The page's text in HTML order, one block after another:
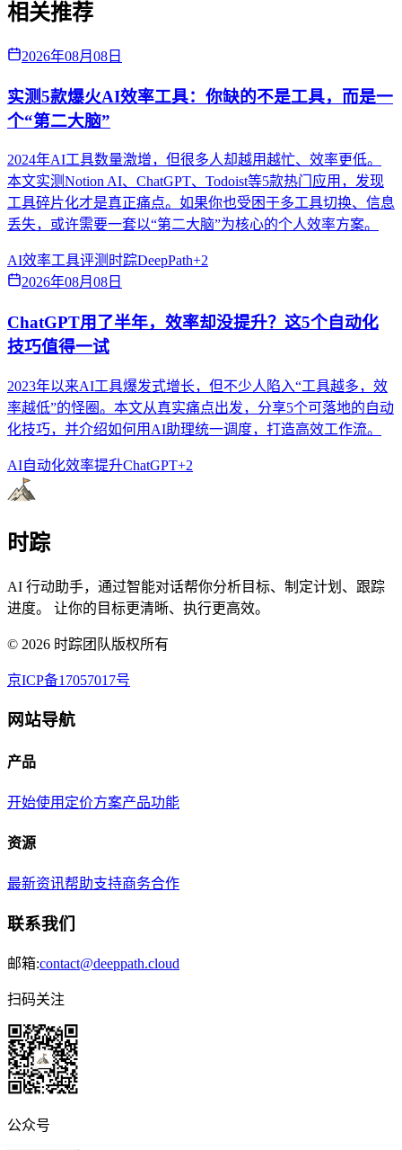
相关推荐
2026年08月08日
实测5款爆火AI效率工具：你缺的不是工具，而是一
个“第二大脑”
2024年AI工具数量激增，但很多人却越用越忙、效率更低。
本文实测Notion AI、ChatGPT、Todoist等5款热门应用，发现
工具碎片化才是真正痛点。如果你也受困于多工具切换、信息
丢失，或许需要一套以“第二大脑”为核心的个人效率方案。
AI效率工具评测 时踪DeepPath+2
2026年08月08日
ChatGPT用了半年，效率却没提升？这5个自动化
技巧值得一试
2023年以来AI工具爆发式增长，但不少人陷入“工具越多，效
率越低”的怪圈。本文从真实痛点出发，分享5个可落地的自动
化技巧，并介绍如何用AI助理统一调度，打造高效工作流。
AI自动化效率提升ChatGPT+2
时踪
AI 行动助手，通过智能对话帮你分析目标、制定计划、跟踪
进度。 让你的目标更清晰、执行更高效。
© 2026 时踪团队版权所有
京ICP备17057017号
网站导航
产品
开始使用 定价方案产品功能
资源
最新资讯帮助支持商务合作
联系我们
邮箱:contact@deeppath.cloud
扫码关注
公众号